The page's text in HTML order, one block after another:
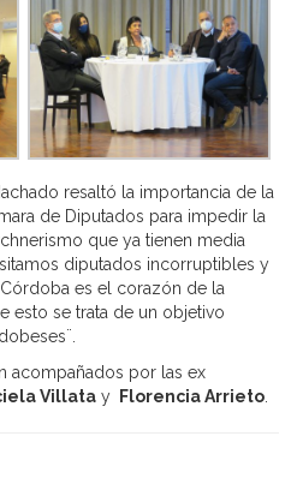
resaltó la importancia de la
de Diputados para impedir la
que ya tienen media
diputados incorruptibles y
es el corazón de la
esto se trata de un objetivo
acompañados por las ex
Villata y Florencia Arrieto.